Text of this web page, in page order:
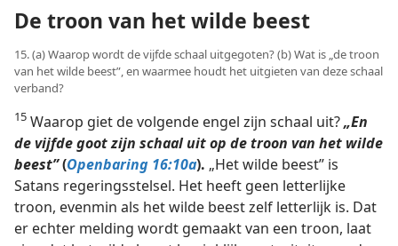
De troon van het wilde beest
15. (a) Waarop wordt de vijfde schaal uitgegoten? (b) Wat is „de troon
van het wilde beest”, en waarmee houdt het uitgieten van deze schaal
verband?
15 Waarop giet de volgende engel zijn schaal uit?„En
de vijfde goot zijn schaal uit op de troon van het wilde
beest”(Openbaring 16:10a). „Het wilde beest” is
Satans regeringsstelsel. Het heeft geen letterlijke
troon, evenmin als het wilde beest zelf letterlijk is. Dat
er echter melding wordt gemaakt van een troon, laat